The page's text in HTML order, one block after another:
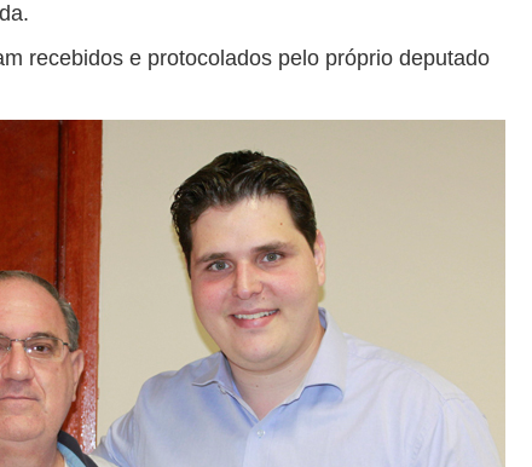
recebidos e protocolados pelo próprio deputado